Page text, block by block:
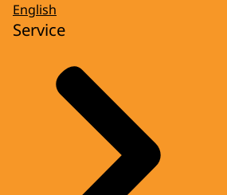
English
Service